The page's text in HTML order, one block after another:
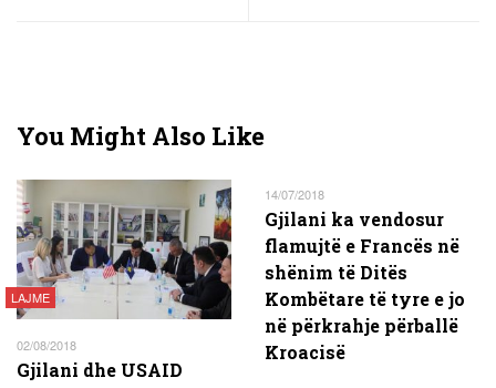
You Might Also Like
LAJME
02/08/2018
Gjilani dhe USAID
14/07/2018
Gjilani ka vendosur
flamujtë e Francës në
shënim të Ditës
Kombëtare të tyre e jo
në përkrahje përballë
Kroacisë